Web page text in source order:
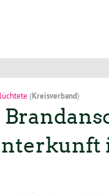
(Kreisverband)